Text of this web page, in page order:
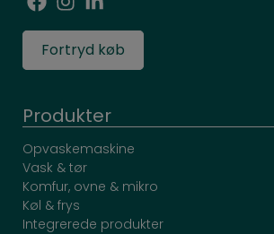
Fortryd køb
Produkter
Opvaskemaskine
Vask & tør
Komfur, ovne & mikro
Køl & frys
Integrerede produkter